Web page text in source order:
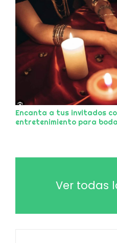
Encanta a tus invitados
entretenimiento para
Ver todas